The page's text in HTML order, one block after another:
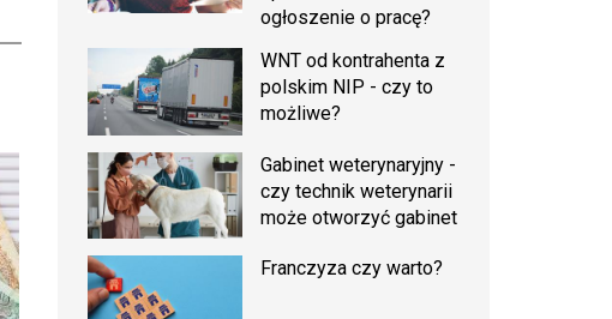
ogłoszenie o pracę?
WNT od kontrahenta z
polskim NIP - czy to
możliwe?
Gabinet weterynaryjny -
czy technik weterynarii
może otworzyć gabinet
Franczyza czy warto?